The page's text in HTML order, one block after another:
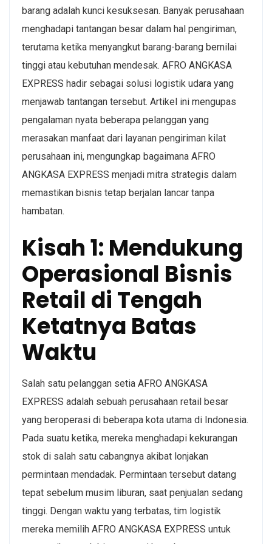
barang adalah kunci kesuksesan. Banyak perusahaan
menghadapi tantangan besar dalam hal pengiriman,
terutama ketika menyangkut barang-barang bernilai
tinggi atau kebutuhan mendesak. AFRO ANGKASA
EXPRESS hadir sebagai solusi logistik udara yang
menjawab tantangan tersebut. Artikel ini mengupas
pengalaman nyata beberapa pelanggan yang
merasakan manfaat dari layanan pengiriman kilat
perusahaan ini, mengungkap bagaimana AFRO
ANGKASA EXPRESS menjadi mitra strategis dalam
memastikan bisnis tetap berjalan lancar tanpa
hambatan.
Kisah 1: Mendukung
Operasional Bisnis
Retail di Tengah
Ketatnya Batas
Waktu
Salah satu pelanggan setia AFRO ANGKASA
EXPRESS adalah sebuah perusahaan retail besar
yang beroperasi di beberapa kota utama di Indonesia.
Pada suatu ketika, mereka menghadapi kekurangan
stok di salah satu cabangnya akibat lonjakan
permintaan mendadak. Permintaan tersebut datang
tepat sebelum musim liburan, saat penjualan sedang
tinggi. Dengan waktu yang terbatas, tim logistik
mereka memilih AFRO ANGKASA EXPRESS untuk